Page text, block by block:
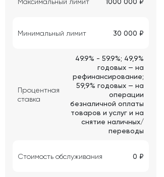
Минимальный лимит 30 000 ₽
Процентная
ставка
49.9% - 59.9%; 49,9%
годовых — на
рефинансирование;
59,9% годовых — на
операции
безналичной оплаты
товаров и услуг и на
снятие наличных/
переводы
Стоимость обслуживания 0 ₽